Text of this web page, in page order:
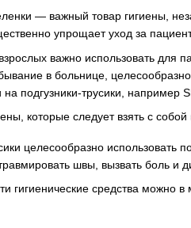
— важный товар гигиены,
упрощает уход за
важно использовать для
в больнице,
на подгузники-трусики, например
целесообразно использовать
швы, вызвать боль и
гигиенические средства можно в